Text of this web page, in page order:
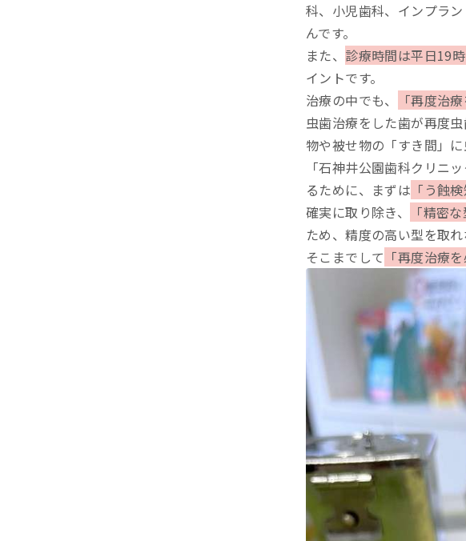
科、小児歯科、インプラ
んです。
また、 診療時間は平日19
イントです。
治療の中でも、
「再度治
虫歯治療をした歯が再度
物や被せ物の「すき間」
「石神井公園歯科クリニ
るために、まずは 「う蝕
確実に取り除き、
「精密
ため、精度の高い型を取
そこまでして 「再度治療